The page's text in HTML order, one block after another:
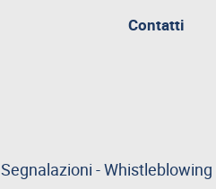
Contatti
Segnalazioni -Whistleblowing